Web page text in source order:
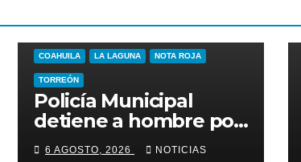
COAHUILA LA LAGUNA NOTA ROJA
TORREÓN
Policía Municipal
detiene a hombre por
violencia familiar en la
6 AGOSTO, 2026 NOTICIAS